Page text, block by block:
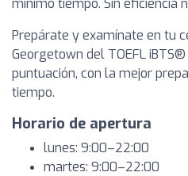
mínimo tiempo. Sin eficiencia
Prepárate y examínate en tu
Georgetown del TOEFL
puntuación, con la mejor
tiempo.
Horario de apertura
lunes: 9:00–22:00
martes: 9:00–22:00